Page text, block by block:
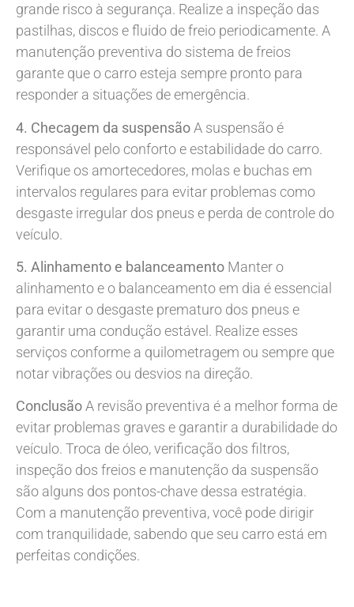
grande risco à segurança. Realize a inspeção das
pastilhas, discos e fluido de freio periodicamente. A
manutenção preventiva do sistema de freios
garante que o carro esteja sempre pronto para
responder a situações de emergência.
4. Checagem da suspensãoA suspensão é
responsável pelo conforto e estabilidade do carro.
Verifique os amortecedores, molas e buchas em
intervalos regulares para evitar problemas como
desgaste irregular dos pneus e perda de controle do
veículo.
5. Alinhamento e balanceamento Manter o
alinhamento e o balanceamento em dia é essencial
para evitar o desgaste prematuro dos pneus e
garantir uma condução estável. Realize esses
serviços conforme a quilometragem ou sempre que
notar vibrações ou desvios na direção.
ConclusãoA revisão preventiva é a melhor forma de
evitar problemas graves e garantir a durabilidade do
veículo. Troca de óleo, verificação dos filtros,
inspeção dos freios e manutenção da suspensão
são alguns dos pontos-chave dessa estratégia.
Com a manutenção preventiva, você pode dirigir
com tranquilidade, sabendo que seu carro está em
perfeitas condições.